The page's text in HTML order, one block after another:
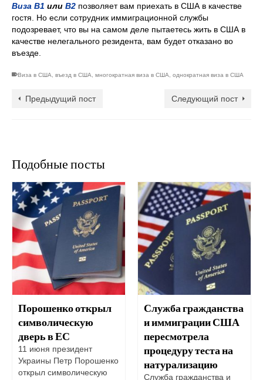
Виза B1 или B2 позволяет вам приехать в США в качестве
гостя. Но если сотрудник иммиграционной службы
подозревает, что вы на самом деле пытаетесь жить в США в
качестве нелегального резидента, вам будет отказано во
въезде.
Виза в США въезд в США многократная виза в США однократная виза в США
Предыдущий пост Следующий пост
Подобные посты
Порошенко открыл
символическую
дверь в ЕС
11 июня президент
Украины Петр Порошенко
открыл символическую
Служба гражданства
и иммиграции США
пересмотрела
процедуру теста на
натурализацию
Служба гражданства и